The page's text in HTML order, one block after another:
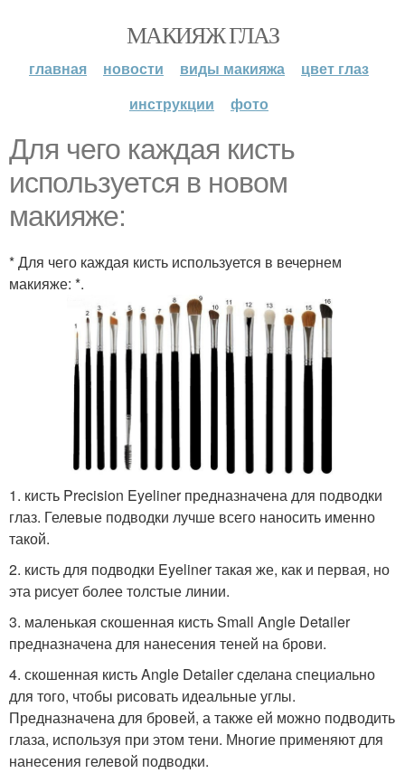
МАКИЯЖ ГЛАЗ
главная новости виды макияжа
цвет глаз
инструкции
фото
Для чего каждая кисть
используется в новом
макияже:
* Для чего каждая кисть используется в вечернем
макияже: *.
1. кисть Precision Eyeliner предназначена для подводки
глаз. Гелевые подводки лучше всего наносить именно
такой.
2. кисть для подводки Eyeliner такая же, как и первая, но
эта рисует более толстые линии.
3. маленькая скошенная кисть Small Angle Detailer
предназначена для нанесения теней на брови.
4. скошенная кисть Angle Detailer сделана специально
для того, чтобы рисовать идеальные углы.
Предназначена для бровей, а также ей можно подводить
глаза, используя при этом тени. Многие применяют для
нанесения гелевой подводки.